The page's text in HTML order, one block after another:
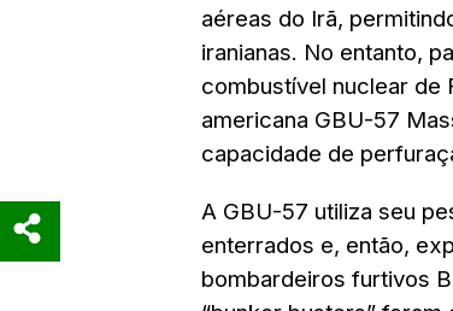
aéreas do Irã,
iranianas. No entanto,
combustível nuclear de
americana GBU-57
capacidade de
A GBU-57 utiliza seu
enterrados e, então,
bombardeiros furtivos